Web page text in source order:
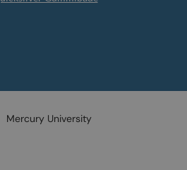
Mercury University